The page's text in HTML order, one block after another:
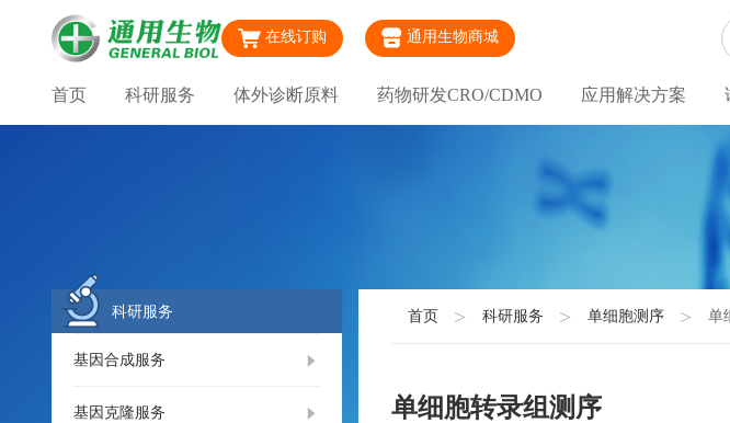
在线订购 通用生物商城
首页 科研服务 体外诊断原料 药物研发CRO/CDMO 应用解决方案
科研服务
基因合成服务
基因克隆服务
首页 科研服务 单细胞测序 单
单细胞转录组测序